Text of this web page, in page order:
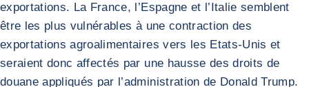
exportations. La France, l’Espagne et l’Italie semblent
être les plus vulnérables à une contraction des
exportations agroalimentaires vers les Etats-Unis et
seraient donc affectés par une hausse des droits de
douane appliqués par l’administration de Donald Trump.